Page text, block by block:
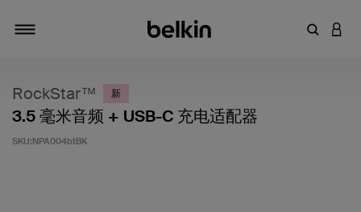
输入关键
登录
RockStar™ 新
3.5 毫米音频 + USB-C 充电适配器
SKU:NPA004btBK